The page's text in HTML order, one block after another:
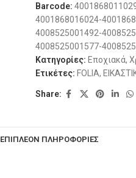
Barcode:
4001868016024-
4008525001492-
4008525001577-
Κατηγορίες: Εποχιακά,
Ετικέτες: FOLIA,
Share:
ΕΠΙΠΛΈΟΝ ΠΛΗΡΟΦΟΡΊΕΣ